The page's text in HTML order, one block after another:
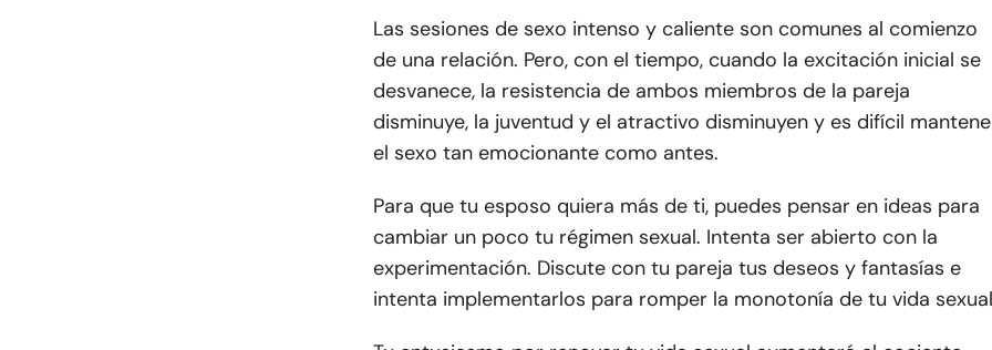
Las sesiones de sexo intenso y caliente son comunes al comienzo
de una relación. Pero, con el tiempo, cuando la excitación inicial se
desvanece, la resistencia de ambos miembros de la pareja
disminuye, la juventud y el atractivo disminuyen y es difícil
el sexo tan emocionante como antes.
Para que tu esposo quiera más de ti, puedes pensar en ideas para
cambiar un poco tu régimen sexual. Intenta ser abierto con la
experimentación. Discute con tu pareja tus deseos y fantasías e
intenta implementarlos para romper la monotonía de tu vida